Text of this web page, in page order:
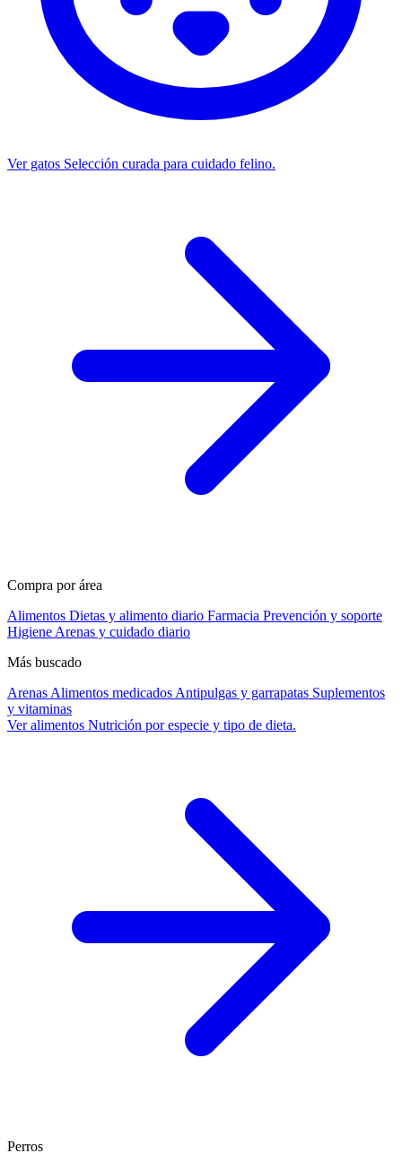
Ver gatos Selección curada para cuidado felino.
Compra por área
Alimentos Dietas y alimento diario Farmacia Prevención y soporte
Higiene Arenas y cuidado diario
Más buscado
Arenas Alimentos medicados Antipulgas y garrapatas Suplementos
y vitaminas
Ver alimentos Nutrición por especie y tipo de dieta.
Perros